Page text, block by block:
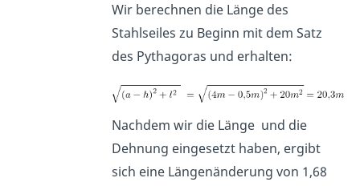
Wir berechnen die Länge des
Stahlseiles zu Beginn mit dem Satz
des Pythagoras und erhalten:
Nachdem wir die Länge und die
Dehnung eingesetzt haben, ergibt
sich eine Längenänderung von 1,68